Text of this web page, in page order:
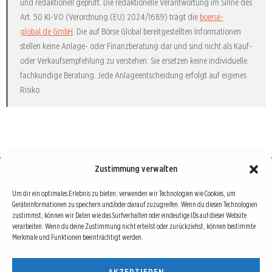
Zustimmung verwalten
Um dir ein optimales Erlebnis zu bieten, verwenden wir Technologien wie Cookies, um
Geräteinformationen zu speichern und/oder darauf zuzugreifen. Wenn du diesen Technologien
zustimmst, können wir Daten wie das Surfverhalten oder eindeutige IDs auf dieser Website
verarbeiten. Wenn du deine Zustimmung nicht erteilst oder zurückziehst, können bestimmte
Merkmale und Funktionen beeinträchtigt werden.
und redaktionell geprüft. Die redaktionelle Verantwortung im Sinne des
Art. 50 KI-VO (Verordnung (EU) 2024/1689) trägt die boerse-
global.de GmbH. Die auf Börse Global bereitgestellten Informationen
stellen keine Anlage- oder Finanzberatung dar und sind nicht als Kauf-
oder Verkaufsempfehlung zu verstehen. Sie ersetzen keine individuelle,
fachkundige Beratung. Jede Anlageentscheidung erfolgt auf eigenes
Risiko.
Börse : lokal, international, global
Erfolgreiche Börsengeschäfte bedingen vor allem drei Dinge: Verlässliche Informationen,
richtige Interpretationen und unabhängige Informationsquellen. Diese drei Bausteine sind
auch die redaktionelle Leitlinie von Börse Global.
Hinter Börse Global steht ein Team von erfahrenen Finanzjournalisten, die zum Teil schon